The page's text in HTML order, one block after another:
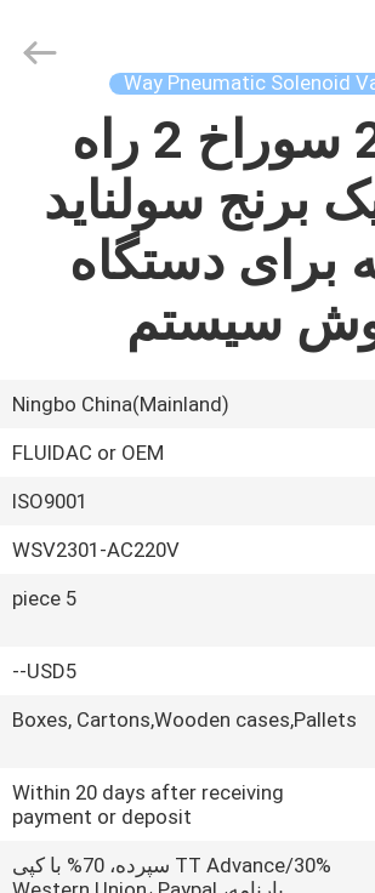
2mm سوراخ 2 راه
برنج سولناید
برای دستگاه
سیستم
Ningbo China(Mainland)
FLUIDAC or OEM
ISO9001
WSV2301-AC220V
5 piece
USD5--
Boxes, Cartons,Wooden cases,Pallets
Within 20 days after receiving
payment or deposit
TT Advance/30% سپرده، 70% با کپی